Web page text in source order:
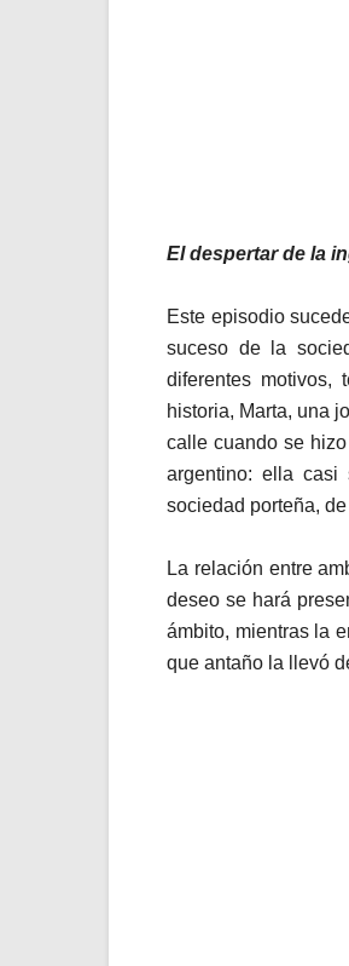
El despertar de la
Este episodio
suceso de la
diferentes motivos,
historia, Marta, una
calle cuando se
argentino: ella
sociedad porteña,
La relación entre
deseo se hará
ámbito, mientras la
que antaño la llevó